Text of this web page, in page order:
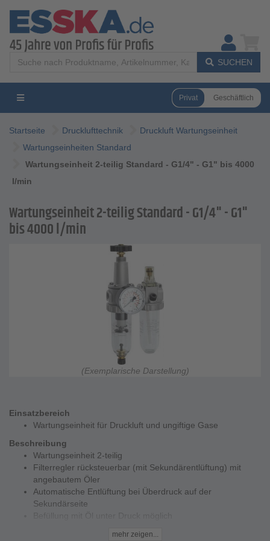
SUCHEN
Privat Geschäftlich
Startseite Drucklufttechnik
Druckluft Wartungseinheit
Wartungseinheiten Standard
Wartungseinheit 2-teilig Standard - G1/4" - G1" bis 4000
l/min
Wartungseinheit 2-teilig Standard - G1/4" - G1"
bis 4000 l/min
(Exemplarische Darstellung)
Einsatzbereich
Wartungseinheit für Druckluft und ungiftige Gase
Beschreibung
Wartungseinheit 2-teilig
Filterregler rücksteuerbar (mit Sekundärentlüftung) mit
angebautem Öler
Automatische Entlüftung bei Überdruck auf der
Sekundärseite
mehr zeigen...